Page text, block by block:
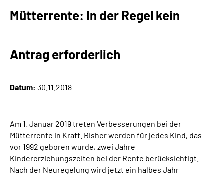
Presse
Online-Services
Inhalte in Gebärdensprache (DGS)
Mütterrente: In der Regel kein
Antrag erforderlich
Datum: 30.11.2018
Am 1. Januar 2019 treten Verbesserungen bei der
Mütterrente in Kraft. Bisher werden für jedes Kind, das
vor 1992 geboren wurde, zwei Jahre
Kindererziehungszeiten bei der Rente berücksichtigt.
Nach der Neuregelung wird jetzt ein halbes Jahr